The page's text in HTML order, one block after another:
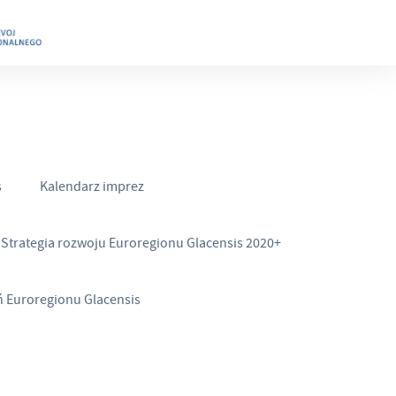
Kalendarz imprez
Strategia rozwoju Euroregionu Glacensis 2020+
Euroregionu Glacensis